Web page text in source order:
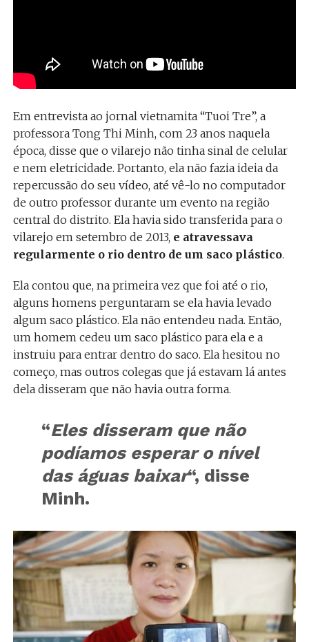
Em entrevista ao jornal vietnamita “Tuoi Tre”, a
professora Tong Thi Minh, com 23 anos naquela
época, disse que o vilarejo não tinha sinal de celular
e nem eletricidade. Portanto, ela não fazia ideia da
repercussão do seu vídeo, até vê-lo no computador
de outro professor durante um evento na região
central do distrito. Ela havia sido transferida para o
vilarejo em setembro de 2013, e atravessava
regularmente o rio dentro de um saco plástico.
Ela contou que, na primeira vez que foi até o rio,
alguns homens perguntaram se ela havia levado
algum saco plástico. Ela não entendeu nada. Então,
um homem cedeu um saco plástico para ela e a
instruiu para entrar dentro do saco. Ela hesitou no
começo, mas outros colegas que já estavam lá antes
dela disseram que não havia outra forma.
“Eles disseram que não
podíamos esperar o nível
das águas baixar“, disse
Minh.